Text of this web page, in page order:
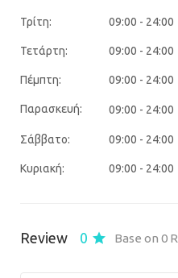
Τρίτη: 09:00 - 24:00
Τετάρτη: 09:00 - 24:00
Πέμπτη: 09:00 - 24:00
Παρασκευή: 09:00 - 24:00
Σάββατο: 09:00 - 24:00
Κυριακή: 09:00 - 24:00
Review 0 Base on 0